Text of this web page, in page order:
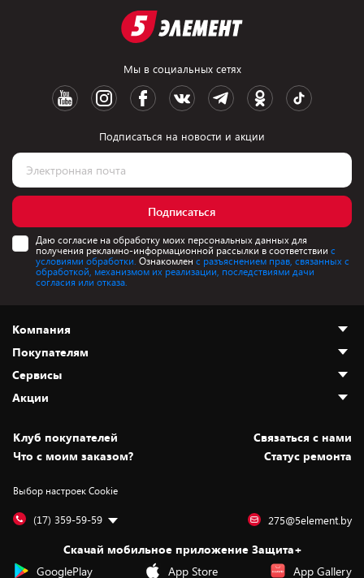
Мы в социальных сетях
Подписаться на новости и акции
Подписаться
Даю согласие на обработку моих персональных данных для
получения рекламно-информационной рассылки в соответствии с
условиями обработки. Ознакомлен с разъяснением прав, связанных с
обработкой, механизмом их реализации, последствиями дачи
согласия или отказа.
Компания
О нас
Адреса магазинов
Новости
Статьи и обзоры
Вакансии
Дай пять добру!
Покупателям
Как сделать заказ
Оплата и доставка
Безналичный расчёт
Обмен и возврат товара
Обработка персональных данных
Подарочные карты
Сервисы
Установка техники
Для игровых консолей
Для мобильных устройств
Для компьютеров
Сервисные центры
Акции
Скидки и промокоды
Белорусские товары
Бонусы
Оплата частями
Уценка
Клуб покупателей
Cвязаться с нами
Что с моим заказом?
Статус ремонта
Выбор настроек Cookie
(17) 359-59-59 275@5element.by
Скачай мобильное приложение Защита+
GooglePlay
App Store App Gallery